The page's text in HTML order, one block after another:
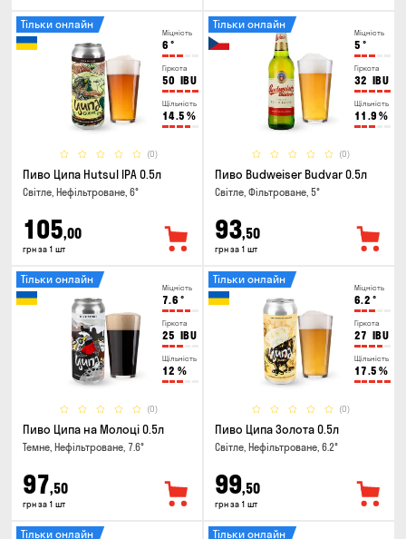
Міцність
6 °
Гіркота
50 IBU
Щільність
14.5 %
(0)
Тільки онлайн
Пиво Ципа Hutsul IPA 0.5л
Світле, Нефільтроване, 6°
105,00
грн за 1 шт
Міцність
5 °
Гіркота
32 IBU
Щільність
11.9 %
(0)
Тільки онлайн
Пиво Budweiser Budvar 0.5л
Світле, Фільтроване, 5°
93,50
грн за 1 шт
Міцність
7.6 °
Гіркота
25 IBU
Щільність
12 %
(0)
Тільки онлайн
Пиво Ципа на Молоці 0.5л
Темне, Нефільтроване, 7.6°
97,50
грн за 1 шт
Міцність
6.2 °
Гіркота
27 IBU
Щільність
17.5 %
(0)
Тільки онлайн
Пиво Ципа Золота 0.5л
Світле, Нефільтроване, 6.2°
99,50
грн за 1 шт
Тільки онлайн Тільки онлайн